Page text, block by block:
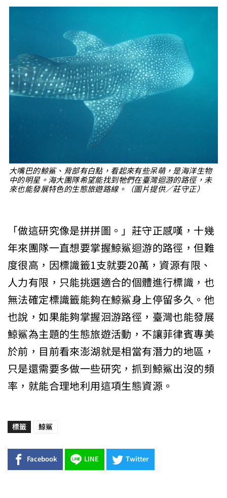
大嘴巴的鯨鯊、背部有白點，看起來有些呆萌，是海洋生物
中的明星。海大團隊希望能找到牠們在臺灣迴游的路徑，未
來也能發展特色的生態旅遊路線。（圖片提供／莊守正）
「做這研究像是拼拼圖。」莊守正感嘆，十幾
年來團隊一直想要掌握鯨鯊迴游的路徑，但難
度很高，因標識籤1支就要20萬，資源有限、
人力有限，只能挑選適合的個體進行標識，也
無法確定標識籤能夠在鯨鯊身上停留多久。他
也說，如果能夠掌握洄游路徑，臺灣也能發展
鯨鯊為主題的生態旅遊活動，不讓菲律賓專美
於前，目前看來澎湖就是相當有潛力的地區，
只是還需要多做一些研究，抓到鯨鯊出沒的頻
率，就能合理地利用這項生態資源。
標籤 鯨鯊
Facebook LINE Twitter